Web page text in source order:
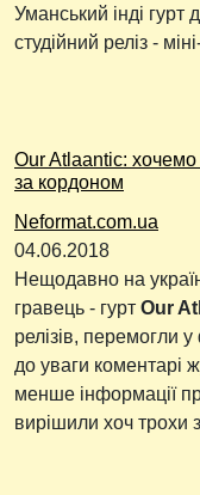
Уманський інді
студійний реліз -
Our Atlaantic: хочемо
за кордоном
Neformat.com.ua
04.06.2018
Нещодавно на
гравець - гурт Our
релізів, перемогли
до уваги коментарі
менше інформації
вирішили хоч трохи